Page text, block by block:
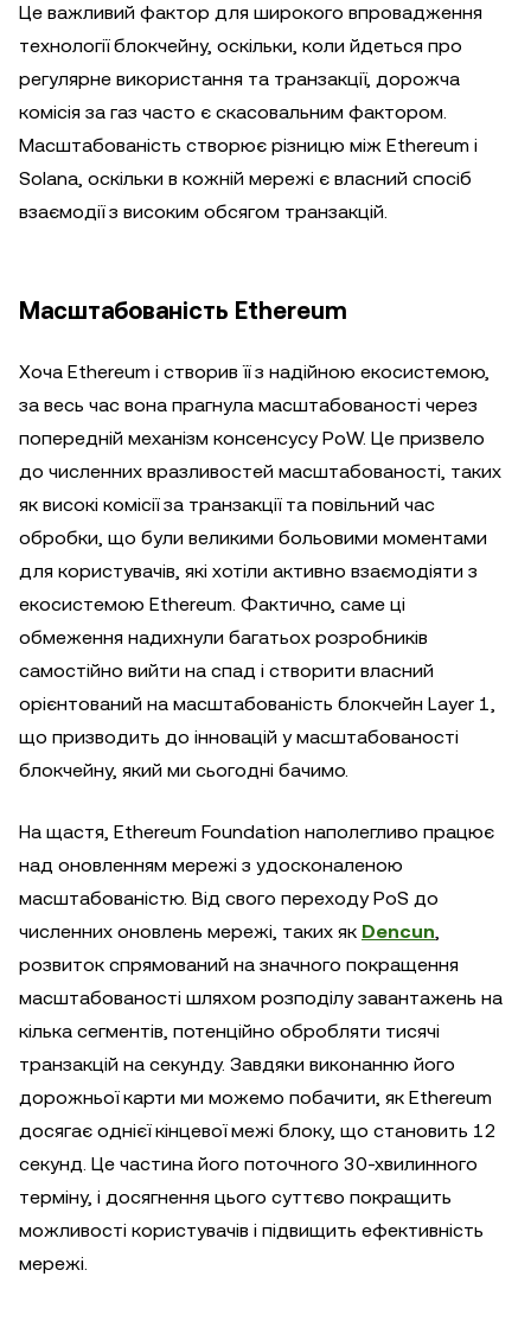
Це важливий фактор для широкого впровадження
технології блокчейну, оскільки, коли йдеться про
регулярне використання та транзакції, дорожча
комісія за газ часто є скасовальним фактором.
Масштабованість створює різницю між Ethereum і
Solana, оскільки в кожній мережі є власний спосіб
взаємодії з високим обсягом транзакцій.
Масштабованість Ethereum
Хоча Ethereum і створив її з надійною екосистемою,
за весь час вона прагнула масштабованості через
попередній механізм консенсусу PoW. Це призвело
до численних вразливостей масштабованості, таких
як високі комісії за транзакції та повільний час
обробки, що були великими больовими моментами
для користувачів, які хотіли активно взаємодіяти з
екосистемою Ethereum. Фактично, саме ці
обмеження надихнули багатьох розробників
самостійно вийти на спад і створити власний
орієнтований на масштабованість блокчейн Layer 1,
що призводить до інновацій у масштабованості
блокчейну, який ми сьогодні бачимо.
На щастя, Ethereum Foundation наполегливо працює
над оновленням мережі з удосконаленою
масштабованістю. Від свого переходу PoS до
численних оновлень мережі, таких як Dencun,
розвиток спрямований на значного покращення
масштабованості шляхом розподілу завантажень на
кілька сегментів, потенційно обробляти тисячі
транзакцій на секунду. Завдяки виконанню його
дорожньої карти ми можемо побачити, як Ethereum
досягає однієї кінцевої межі блоку, що становить 12
секунд. Це частина його поточного 30-хвилинного
терміну, і досягнення цього суттєво покращить
можливості користувачів і підвищить ефективність
мережі.